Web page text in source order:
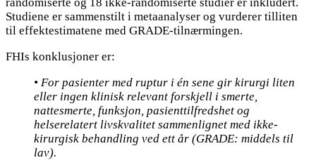
Studiene er sammenstilt i metaanalyser og vurderer tilliten
til effektestimatene med GRADE-tilnærmingen.
FHIs konklusjoner er:
• For pasienter med ruptur i én sene gir kirurgi liten
eller ingen klinisk relevant forskjell i smerte,
nattesmerte, funksjon, pasienttilfredshet og
helserelatert livskvalitet sammenlignet med ikke-
kirurgisk behandling ved ett år (GRADE: middels til
lav).